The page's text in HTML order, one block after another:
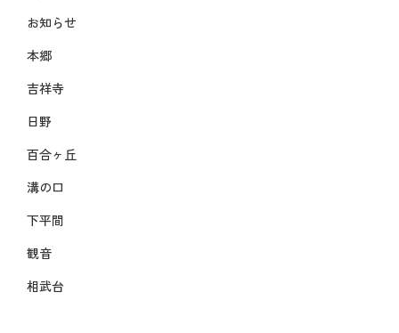
お知らせ
本郷
吉祥寺
日野
百合ヶ丘
溝の口
下平間
観音
相武台